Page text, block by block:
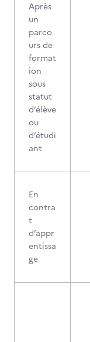
Après
un
parco
urs de
format
ion
sous
statut
d’élève
ou
d’étudi
ant
En
contra
t
d’appr
entissa
ge